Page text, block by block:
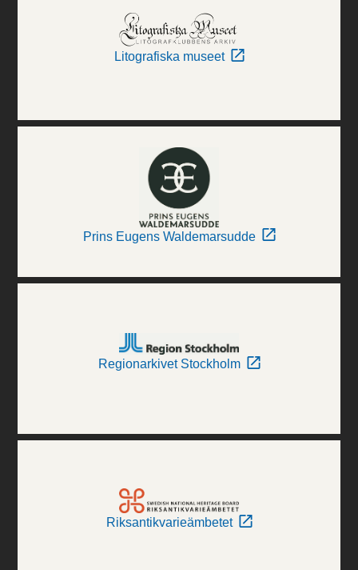
Litografiska museet
Prins Eugens Waldemarsudde
Regionarkivet Stockholm
Riksantikvarieämbetet